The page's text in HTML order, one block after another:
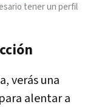
tener un perfil
verás una
alentar a